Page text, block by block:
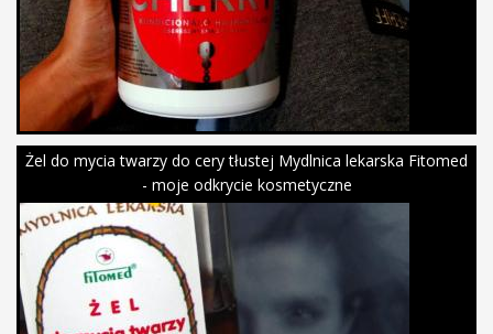
Żel do mycia twarzy do cery tłustej Mydlnica lekarska Fitomed
- moje odkrycie kosmetyczne